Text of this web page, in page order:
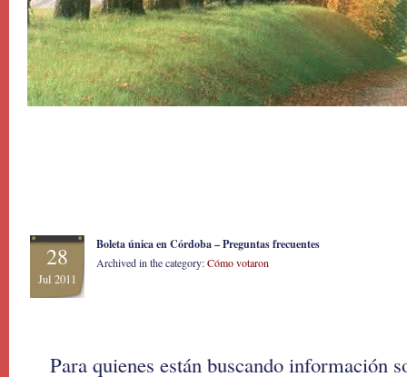
28
Jul 2011
Boleta única en Córdoba – Preguntas frecuentes
Archived in the category:Cómo votaron
Para quienes están buscando información